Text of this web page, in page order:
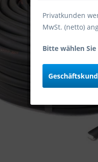
Privatkunden
MwSt. (netto)
Bitte wählen